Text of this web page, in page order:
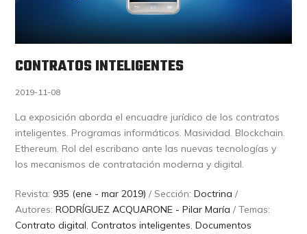
CONTRATOS INTELIGENTES
2019-11-08
La exposición aborda el encuadre jurídico de los contratos
inteligentes. Programas informáticos. Masividad. Blockchain.
Ethereum. Rol del escribano ante las nuevas tecnologías y
los mecanismos de contratación moderna y digital.
Revista: 935 (ene - mar 2019) / Sección:Doctrina /
Autores:RODRÍGUEZ ACQUARONE - Pilar María / Temas:
Contrato digital,Contratos inteligentes,Documentos